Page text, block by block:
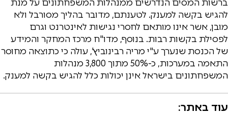
ברשות המסים הנדרשים ממנהלות המשפחתונים על מנת
להגיש בקשה למענק. לטענתם, מדובר בהליך מסורבל ולא
מובן, אשר אינו מותאם לחסרי נגישות לאינטרנט וגרם
לפסילת בקשות רבות. בנוסף, מדו"ח מרכז המחקר והמידע
של הכנסת שנערך ע"י מריה רבינוביץ', עולה כי כתוצאה מחוסר
התאמה במערכות, כ-50% מתוך 3,800 מנהלות
המשפחתונים בישראל אינן יכולות כלל להגיש בקשה למענק.
עוד באתר: